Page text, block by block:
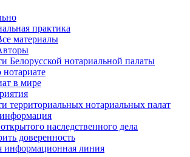
практика
материалы
Белорусской нотариальной палаты
в мире
территориальных нотариальных палат
наследственного дела
доверенность
информационная линия